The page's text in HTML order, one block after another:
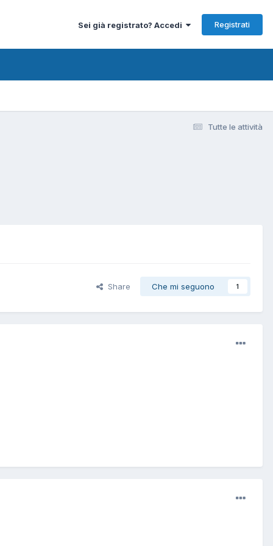
Sei già registrato? Accedi Registrati
Tutte le attività
Share Che mi seguono 1